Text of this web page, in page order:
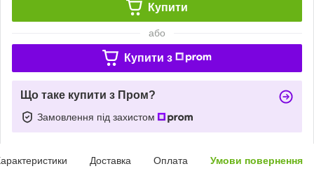
Купити
або
Купити з
Що таке купити з Пром?
Замовлення під захистом
Доставка Оплата Умови повернення